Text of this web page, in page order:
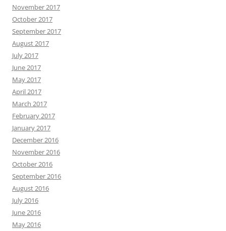
November 2017
October 2017
September 2017
August 2017
July 2017
June 2017
May 2017
April 2017
March 2017
February 2017
January 2017
December 2016
November 2016
October 2016
September 2016
August 2016
July 2016
June 2016
May 2016